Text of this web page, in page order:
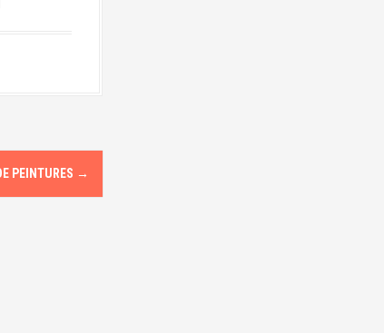
PEINTURES →